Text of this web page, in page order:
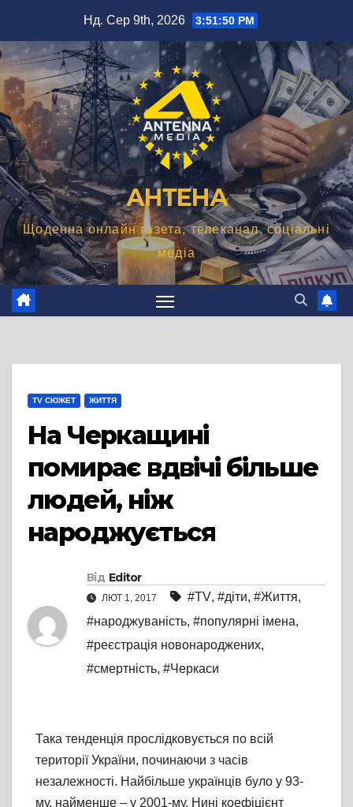
вмісту
Нд. Сер 9th, 2026 3:51:51 PM
АНТЕНА
Щоденна онлайн газета, телеканал, соціальні
медіа
TV СЮЖЕТ ЖИТТЯ
На Черкащині
помирає вдвічі більше
людей, ніж
народжується
Від Editor
ЛЮТ 1, 2017 #TV, #діти, #Життя,
#народжуваність, #популярні імена,
#реєстрація новонароджених,
#смертність, #Черкаси
Така тенденція прослідковується по всій
території України, починаючи з часів
незалежності. Найбільше українців було у 93-
му, найменше – у 2001-му. Нині коефіцієнт